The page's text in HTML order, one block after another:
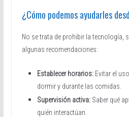
¿Cómo podemos ayudarles
No se trata de prohibir la tecnología,
algunas recomendaciones:
Establecer horarios:Evitar el
dormir y durante las comidas.
Supervisión activa:Saber qué
quién interactúan.